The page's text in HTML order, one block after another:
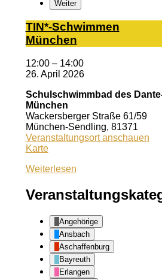
Weiter
TIN*-Schwimmen
München
12:00 – 14:00
26. April 2026
Schulschwimmbad des
München
Wackersberger Straße 61/59
München-Sendling, 81371
Veranstaltungsort anschauen
KarteSchulschwimmbad
Dante-
München
Weiterlesen
Angehörige
Ansbach
Aschaffenburg
Bayreuth
Erlangen